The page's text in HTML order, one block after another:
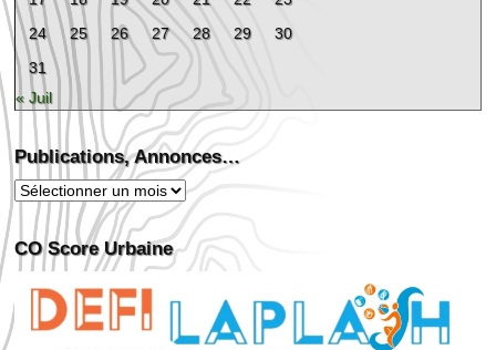
24
25 26 27 28 29
30
31
« Juil
Publications, Annonces…
Publications,
Annonces…
CO Score Urbaine